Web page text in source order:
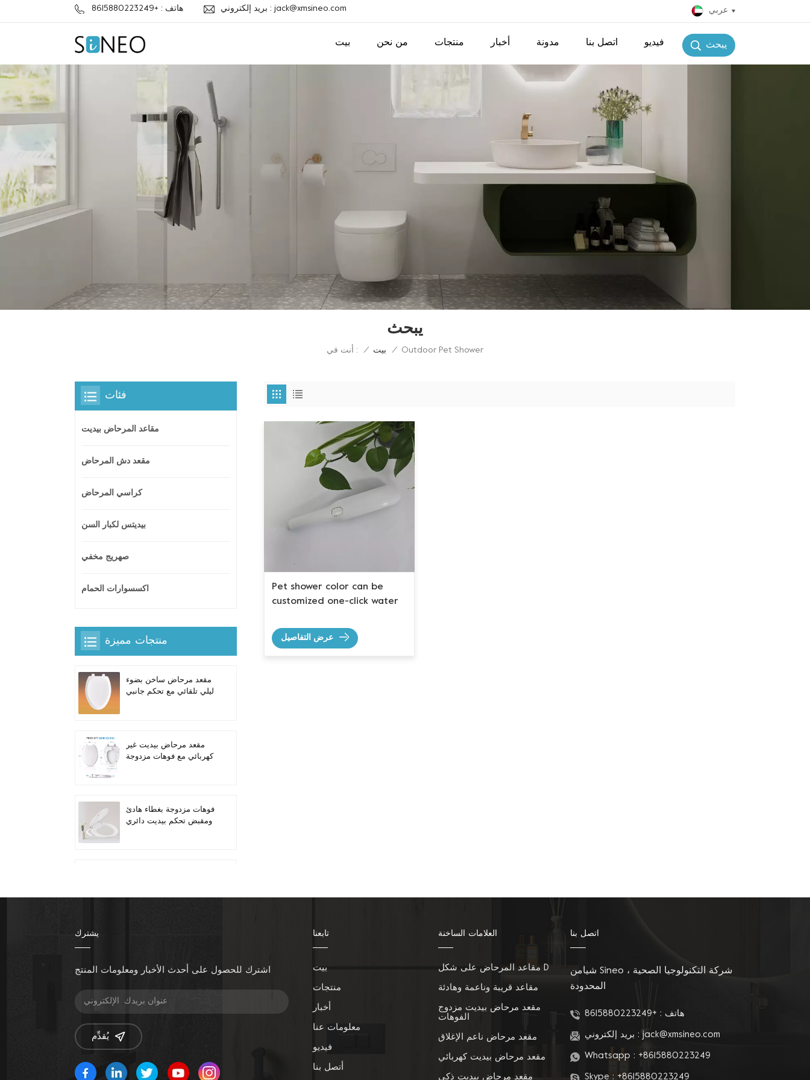
هاتف : +8615880223249 بريد إلكتروني : jack@xmsineo.com عربي
يبحث بيت من نحن منتجات أخبار مدونة اتصل بنا فيديو
يبحث
أنت في : / بيت / Outdoor Pet Shower
Pet shower color can be
customized one-click water
عرض التفاصيل
فئات
مقاعد المرحاض بيديت
مقعد دش المرحاض
كراسي المرحاض
بيديتس لكبار السن
صهريج مخفي
اكسسوارات الحمام
منتجات مميزة
مقعد مرحاض ساخن بضوء
ليلي تلقائي مع تحكم جانبي
مقعد مرحاض بيديت غير
كهربائي مع فوهات مزدوجة
فوهات مزدوجة بغطاء هادئ
ومقبض تحكم بيديت دائري
Handle-controlled
زيادة ارتفاع المقعد إضافة
مقاعد المرحاض
مقعد بيديت قابل للتدفئة
يشترك
اشترك للحصول على أحدث الأخبار ومعلومات المنتج
يُقدِّم
تابعنا
بيت
منتجات
أخبار
معلومات عنا
فيديو
أتصل بنا
العلامات الساخنة
مقاعد المرحاض على شكل D
مقاعد قريبة وناعمة وهادئة
مقعد مرحاض بيديت مزدوج
الفوهات
مقعد مرحاض ناعم الإغلاق
مقعد مرحاض بيديت كهربائي
مقعد مرحاض بيديت ذكي
اتصل بنا
شيامن Sineo شركة التكنولوجيا الصحية ،
المحدودة
هاتف : +8615880223249
بريد إلكتروني :jack@xmsineo.com
Whatsapp : +8615880223249
Skype : +8615880223249